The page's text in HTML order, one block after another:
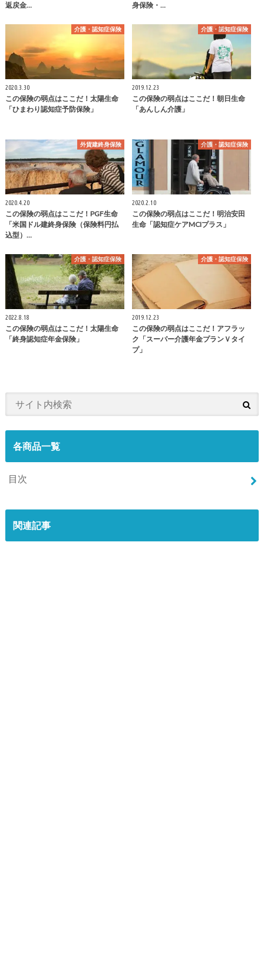
返戻金…
身保険・…
介護・認知症保険
2020.3.30
この保険の弱点はここだ！太陽生命
「ひまわり認知症予防保険」
介護・認知症保険
2019.12.23
この保険の弱点はここだ！朝日生命
「あんしん介護」
外貨建終身保険
2020.4.20
この保険の弱点はここだ！PGF生命
「米国ドル建終身保険（保険料円払
込型）…
介護・認知症保険
2020.2.10
この保険の弱点はここだ！明治安田
生命「認知症ケアMCIプラス」
介護・認知症保険
2022.8.18
この保険の弱点はここだ！太陽生命
「終身認知症年金保険」
介護・認知症保険
2019.12.23
この保険の弱点はここだ！アフラッ
ク「スーパー介護年金プランＶタイ
プ」
各商品一覧
目次
関連記事